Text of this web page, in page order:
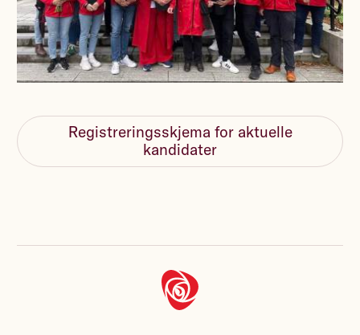
Registreringsskjema for aktuelle
kandidater